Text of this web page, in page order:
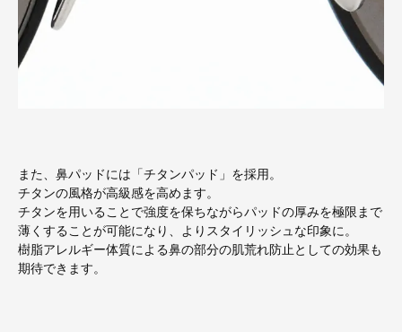
また、鼻パッドには「チタンパッド」を採用。
チタンの風格が高級感を高めます。
チタンを用いることで強度を保ちながらパッドの厚みを極限まで
薄くすることが可能になり、よりスタイリッシュな印象に。
樹脂アレルギー体質による鼻の部分の肌荒れ防止としての効果も
期待できます。